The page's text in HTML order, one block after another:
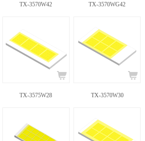
TX-3570W42 TX-3570WG42
TX-3575W28 TX-3570W30